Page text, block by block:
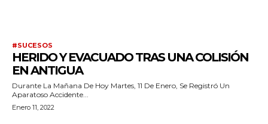
#SUCESOS
HERIDO Y EVACUADO TRAS UNA COLISIÓN
EN ANTIGUA
Durante La Mañana De Hoy Martes, 11 De Enero, Se Registró Un
Aparatoso Accidente...
Enero 11, 2022